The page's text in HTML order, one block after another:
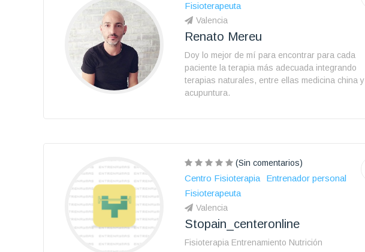
Fisioterapeuta
Valencia
Renato Mereu
Doy lo mejor de mí para encontrar para cada
paciente la terapia más adecuada integrando
terapias naturales, entre ellas medicina china y
acupuntura.
(Sin comentarios)
Centro Fisioterapia
Entrenador personal
Fisioterapeuta
Valencia
Stopain_centeronline
Fisioterapia Entrenamiento Nutrición